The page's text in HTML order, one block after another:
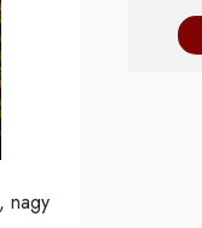
nagy